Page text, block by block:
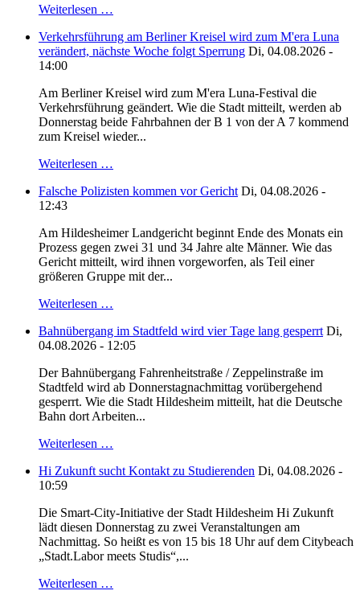
Weiterlesen …
Verkehrsführung am Berliner Kreisel wird zum M'era Luna
verändert, nächste Woche folgt Sperrung Di, 04.08.2026 -
14:00
Am Berliner Kreisel wird zum M'era Luna-Festival die
Verkehrsführung geändert. Wie die Stadt mitteilt, werden ab
Donnerstag beide Fahrbahnen der B 1 von der A 7 kommend
zum Kreisel wieder...
Weiterlesen …
Falsche Polizisten kommen vor Gericht Di, 04.08.2026 -
12:43
Am Hildesheimer Landgericht beginnt Ende des Monats ein
Prozess gegen zwei 31 und 34 Jahre alte Männer. Wie das
Gericht mitteilt, wird ihnen vorgeworfen, als Teil einer
größeren Gruppe mit der...
Weiterlesen …
Bahnübergang im Stadtfeld wird vier Tage lang gesperrt Di,
04.08.2026 - 12:05
Der Bahnübergang Fahrenheitstraße / Zeppelinstraße im
Stadtfeld wird ab Donnerstagnachmittag vorübergehend
gesperrt. Wie die Stadt Hildesheim mitteilt, hat die Deutsche
Bahn dort Arbeiten...
Weiterlesen …
Hi Zukunft sucht Kontakt zu Studierenden Di, 04.08.2026 -
10:59
Die Smart-City-Initiative der Stadt Hildesheim Hi Zukunft
lädt diesen Donnerstag zu zwei Veranstaltungen am
Nachmittag. So heißt es von 15 bis 18 Uhr auf dem Citybeach
„Stadt.Labor meets Studis“,...
Weiterlesen …